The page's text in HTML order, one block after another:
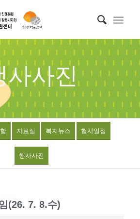
사사진
자료실 복지뉴스 행사일정
행사사진
(26. 7. 8.수)